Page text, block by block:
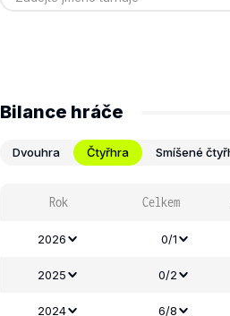
Bilance hráče
Dvouhra Čtyřhra Smíšené
Rok Celkem
2026 0/1
2025 0/2
2024 6/8